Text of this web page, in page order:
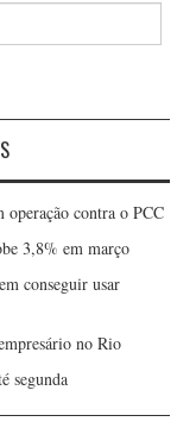
contra o PCC
3,8% em março
conseguir usar
no Rio
segunda